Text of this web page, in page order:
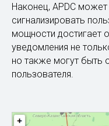
повреждению
Пользователь также
визуальные элементы
диаграмма
диаграммы.
градиентное